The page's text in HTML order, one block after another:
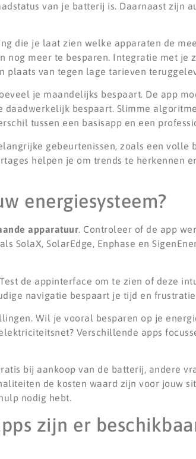
van je batterij is. Daarnaast zijn
die je laat zien welke apparaten de
nog meer te besparen. Integratie met je
plaats van tegen lage tarieven
je maandelijks bespaart. De app
bespaart. Slimme
tussen een basisapp en een
gebeurtenissen, zoals een volle
helpen je om trends te herkennen
energiesysteem?
apparatuur. Controleer of de app
SolaX, SolarEdge, Enphase en
de appinterface om te zien of deze
navigatie bespaart je tijd en
Wil je vooral besparen op je
Verschillende apps
bij aankoop van de batterij, andere
de kosten waard zijn voor jouw
nodig hebt.
zijn er